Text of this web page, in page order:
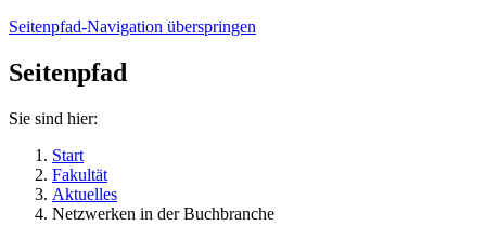
Seitenpfad-Navigation überspringen
Seitenpfad
Sie sind hier:
Start
Fakultät
Aktuelles
Netzwerken in der Buchbranche